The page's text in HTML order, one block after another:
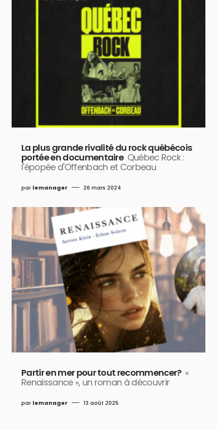
La plus grande rivalité du rock québécois
portée en documentaire Québec Rock :
l'épopée d'Offenbach et Corbeau
par lemanager 26 mars 2024
Partir en mer pour tout recommencer? «
Renaissance », un roman à découvrir
par lemanager 13 août 2025